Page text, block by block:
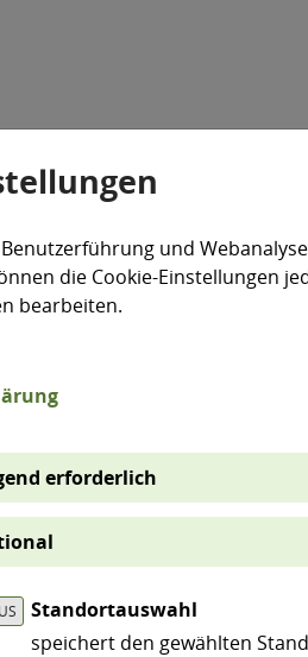
Veranstaltungen
Differenz
1961-
6%
und
die Cookie-Einstellungen
bearbeiten.
erforderlich
Standortauswahl
speichert den gewählten